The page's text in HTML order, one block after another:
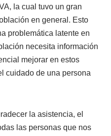
la cual tuvo un gran
en general. Esto
problemática latente en
necesita información
mejorar en estos
cuidado de una persona
la asistencia, el
las personas que nos